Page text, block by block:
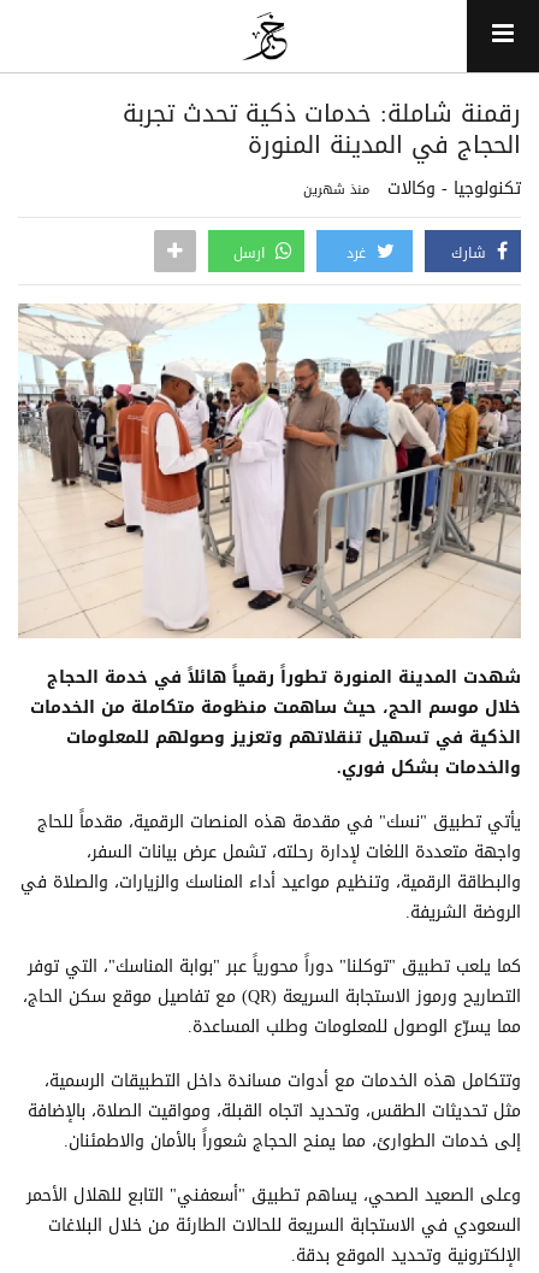
رقمنة شاملة: خدمات ذكية تحدث تجربة
الحجاج في المدينة المنورة
تكنولوجيا - وكالات منذ شهرين
شارك غرد ارسل
شهدت المدينة المنورة تطوراً رقمياً هائلاً في خدمة الحجاج
خلال موسم الحج، حيث ساهمت منظومة متكاملة من الخدمات
الذكية في تسهيل تنقلاتهم وتعزيز وصولهم للمعلومات
والخدمات بشكل فوري.
يأتي تطبيق "نسك" في مقدمة هذه المنصات الرقمية، مقدماً للحاج
واجهة متعددة اللغات لإدارة رحلته، تشمل عرض بيانات السفر،
والبطاقة الرقمية، وتنظيم مواعيد أداء المناسك والزيارات، والصلاة في
الروضة الشريفة.
كما يلعب تطبيق "توكلنا" دوراً محورياً عبر "بوابة المناسك"، التي توفر
التصاريح ورموز الاستجابة السريعة (QR) مع تفاصيل موقع سكن الحاج،
مما يسرّع الوصول للمعلومات وطلب المساعدة.
وتتكامل هذه الخدمات مع أدوات مساندة داخل التطبيقات الرسمية،
مثل تحديثات الطقس، وتحديد اتجاه القبلة، ومواقيت الصلاة، بالإضافة
إلى خدمات الطوارئ، مما يمنح الحجاج شعوراً بالأمان والاطمئنان.
وعلى الصعيد الصحي، يساهم تطبيق "أسعفني" التابع للهلال الأحمر
السعودي في الاستجابة السريعة للحالات الطارئة من خلال البلاغات
الإلكترونية وتحديد الموقع بدقة.